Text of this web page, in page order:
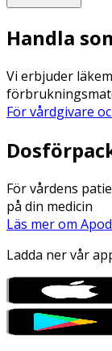
Handla
Vi erbjuder
För vårdgivare
För vårdens
på din medicin
Läs mer om
Ladda ner vår